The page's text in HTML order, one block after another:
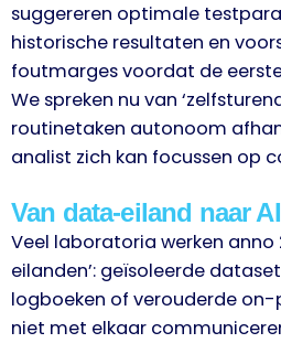
suggereren optimale
historische resultaten en
foutmarges voordat de
We spreken nu van
routinetaken autonoom
analist zich kan focussen op
Van data-eiland naar
Veel laboratoria werken
eilanden’: geïsoleerde
logboeken of verouderde
niet met elkaar